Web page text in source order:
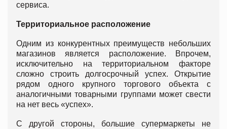
сервиса.
Территориальное расположение
Одним из конкурентных преимуществ небольших
магазинов является расположение. Впрочем,
исключительно на территориальном факторе
сложно строить долгосрочный успех. Открытие
рядом одного крупного торгового объекта с
аналогичными товарными группами может свести
на нет весь «успех».
С другой стороны, большие супермаркеты не